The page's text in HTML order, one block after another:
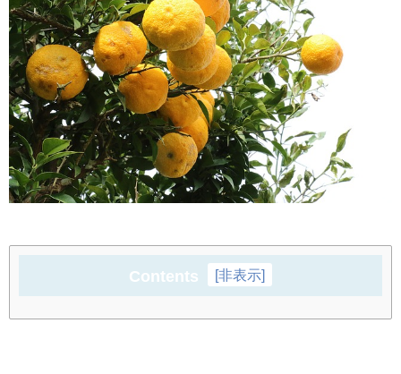
Contents [非表示]